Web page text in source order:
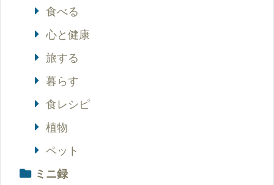
食べる
心と健康
旅する
暮らす
食レシピ
植物
ペット
ミニ録